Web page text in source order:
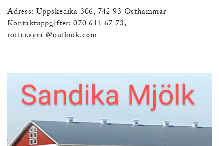
Adress: Uppskedika 306, 742 93 Östhammar
Kontaktuppgifter: 070 611 67 73,
rotter.syrat@outlook.com